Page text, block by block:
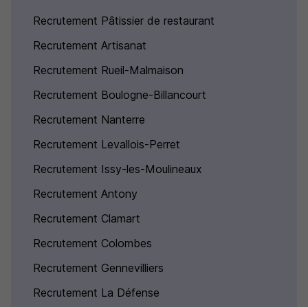
Recrutement Pâtissier de restaurant
Recrutement Artisanat
Recrutement Rueil-Malmaison
Recrutement Boulogne-Billancourt
Recrutement Nanterre
Recrutement Levallois-Perret
Recrutement Issy-les-Moulineaux
Recrutement Antony
Recrutement Clamart
Recrutement Colombes
Recrutement Gennevilliers
Recrutement La Défense